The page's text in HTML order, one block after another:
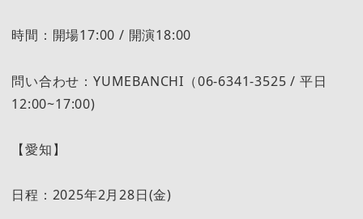
時間：開場17:00 / 開演18:00
問い合わせ：YUMEBANCHI（06-6341-3525 / 平日
12:00~17:00)
【愛知】
日程：2025年2月28日(金)